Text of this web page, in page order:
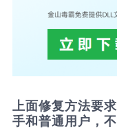
上面修复方法要
手和普通用户，不